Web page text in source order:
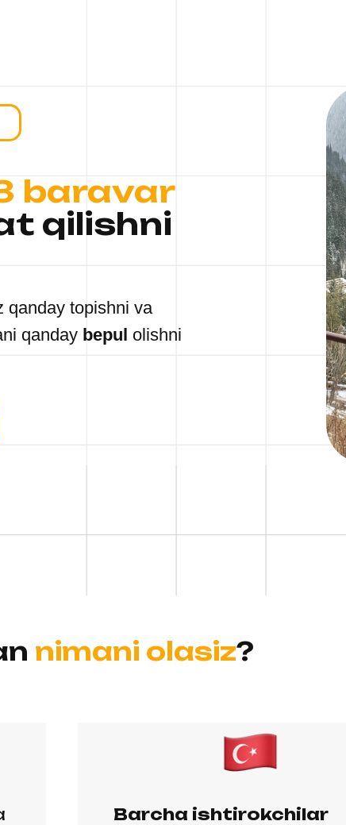
baravar
qilishni
qanday topishni va
qanday bepul olishni
nimani olasiz?
Barcha ishtirokchilar